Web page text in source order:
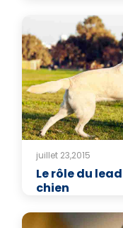
juillet 23,2015
Le rôle du
chien